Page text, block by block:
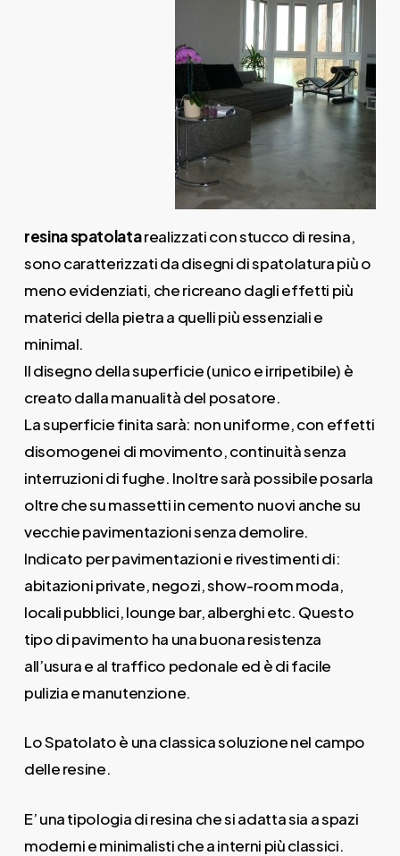
resinaspatolatarealizzati con stucco di resina,
sono caratterizzati da disegni di spatolatura più o
meno evidenziati, che ricreano dagli effetti più
materici della pietra a quelli più essenziali e
minimal.
Il disegno della superficie (unico e irripetibile) è
creato dalla manualità del posatore.
La superficie finita sarà: non uniforme, con effetti
disomogenei di movimento, continuità senza
interruzioni di fughe. Inoltre sarà possibile posarla
oltre che su massetti in cemento nuovi anche su
vecchie pavimentazioni senza demolire.
Indicato per pavimentazioni e rivestimenti di:
abitazioni private, negozi, show-room moda,
locali pubblici, lounge bar, alberghi etc. Questo
tipo di pavimento ha una buona resistenza
all’usura e al traffico pedonale ed è di facile
pulizia e manutenzione.
Lo Spatolato è una classica soluzione nel campo
delle resine.
E’ una tipologia di resina che si adatta sia a spazi
moderni e minimalisti che a interni più classici.